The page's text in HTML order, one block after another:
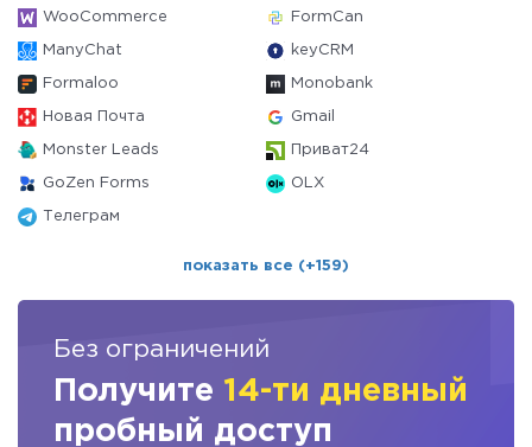
WooCommerce FormCan
ManyChat keyCRM
Formaloo Monobank
Новая Почта Gmail
Monster Leads Приват24
GoZen Forms OLX
Телеграм
показать все (+159)
Без ограничений
Получите 14-ти дневный
пробный доступ